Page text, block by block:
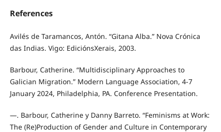
References
Avilés de Taramancos, Antón. “Gitana Alba.” Nova Crónica
das Indias. Vigo: EdiciónsXerais, 2003.
Barbour, Catherine. “Multidisciplinary Approaches to
Galician Migration.” Modern Language Association, 4-7
January 2024, Philadelphia, PA. Conference Presentation.
—. Barbour, Catherine y Danny Barreto. “Feminisms at Work:
The (Re)Production of Gender and Culture in Contemporary